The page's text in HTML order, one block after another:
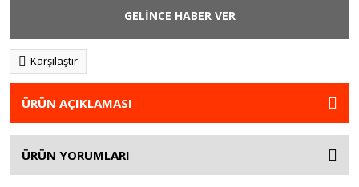
GELİNCE HABER VER
Karşılaştır
ÜRÜN AÇIKLAMASI
ÜRÜN YORUMLARI